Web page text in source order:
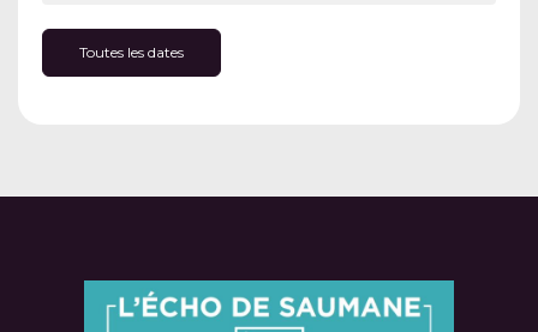
Toutes les dates